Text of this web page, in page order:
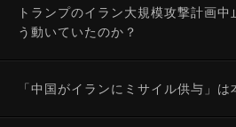
トランプのイラン大規模攻撃計画
う動いていたのか？
「中国がイランにミサイル供与」は